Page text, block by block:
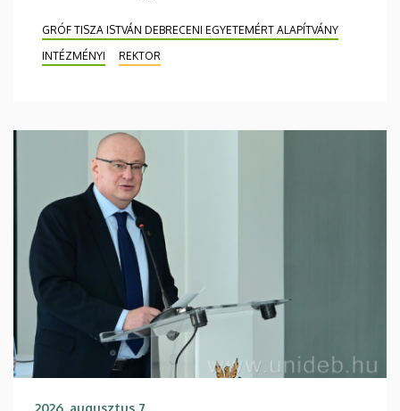
GRÓF TISZA ISTVÁN DEBRECENI EGYETEMÉRT ALAPÍTVÁNY
INTÉZMÉNYI
REKTOR